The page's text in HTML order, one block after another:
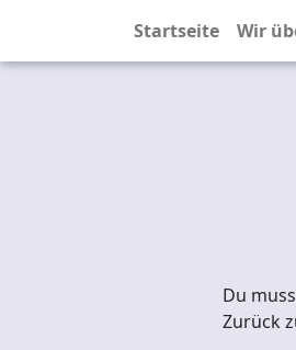
Startseite Wir
Du
Zurück